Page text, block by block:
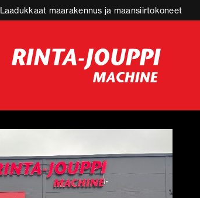
Laadukkaat maarakennus ja maansiirtokoneet